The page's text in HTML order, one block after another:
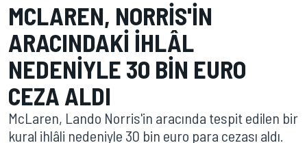
MCLAREN, NORRIS'IN
ARACINDAKI IHLÂL
NEDENIYLE 30 BIN EURO
CEZA ALDI
McLaren, Lando Norris'in aracında tespit edilen bir
kural ihlâli nedeniyle 30 bin euro para cezası aldı.